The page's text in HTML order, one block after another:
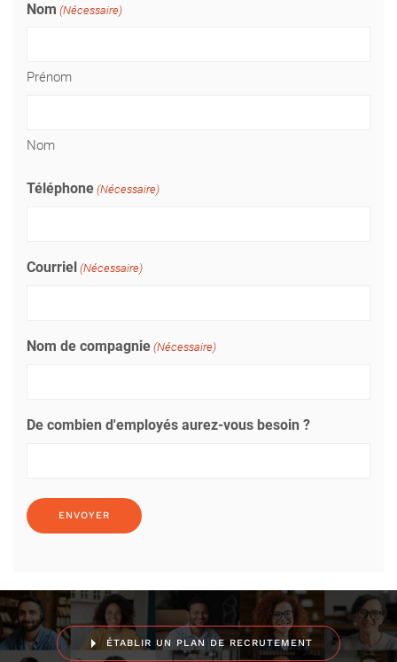
Nom (Nécessaire)
Prénom
Nom
Téléphone (Nécessaire)
Courriel (Nécessaire)
Nom de compagnie (Nécessaire)
De combien d'employés aurez-vous besoin ?
ÉTABLIR UN PLAN DE RECRUTEMENT